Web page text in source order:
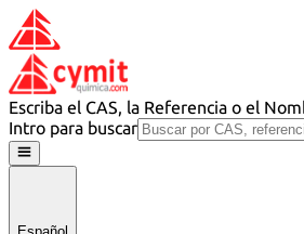
Escriba el CAS, la Referencia o el
Intro para buscar